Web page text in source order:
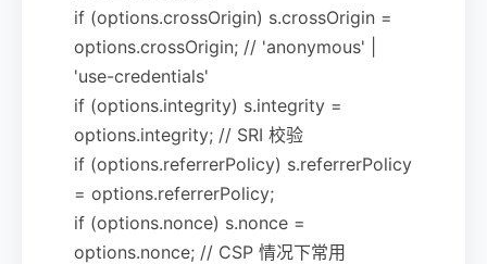
if (options.crossOrigin) s.crossOrigin =
options.crossOrigin; // 'anonymous' |
'use-credentials'
if (options.integrity) s.integrity =
options.integrity; // SRI 校验
if (options.referrerPolicy) s.referrerPolicy
= options.referrerPolicy;
if (options.nonce) s.nonce =
options.nonce; // CSP 情况下常用